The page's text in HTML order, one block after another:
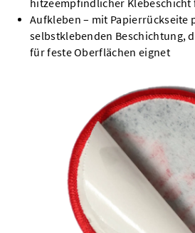
hitzeempfindlicher Klebeschicht
Aufkleben – mit Papierrückseite
selbstklebenden Beschichtung,
für feste Oberflächen eignet